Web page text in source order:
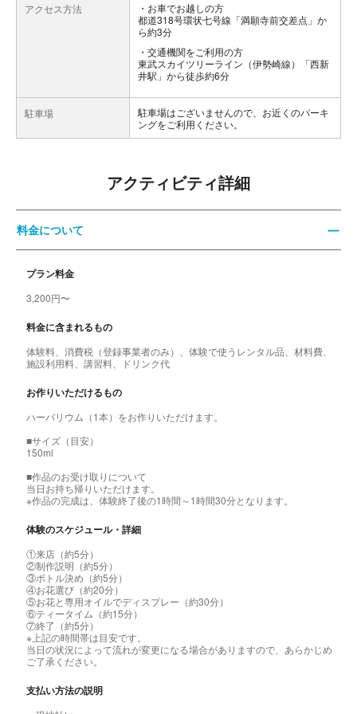
アクセス方法
お車でお越しの方
都道318号環状七号線「満願寺前交差点」か
ら約3分
交通機関をご利用の方
東武スカイツリーライン（伊勢崎線）「西新
井駅」から徒歩約6分
駐車場
駐車場はございませんので、お近くのパーキ
ングをご利用ください。
アクティビティ詳細
料金について
プラン料金
3,200円〜
料金に含まれるもの
体験料、消費税（登録事業者のみ）、体験で使うレンタル品、材料費、
施設利用料、講習料、ドリンク代
お作りいただけるもの
ハーバリウム（1本）をお作りいただけます。
■サイズ（目安）
150ml
■作品のお受け取りについて
当日お持ち帰りいただけます。
※作品の完成は、体験終了後の1時間～1時間30分となります。
体験のスケジュール・詳細
①来店（約5分）
②制作説明（約5分）
③ボトル決め（約5分）
④お花選び（約20分）
⑤お花と専用オイルでディスプレー（約30分）
⑥ティータイム（約15分）
⑦終了（約5分）
※上記の時間帯は目安です。
当日の状況によって流れが変更になる場合がありますので、あらかじめ
ご了承ください。
支払い方法の説明